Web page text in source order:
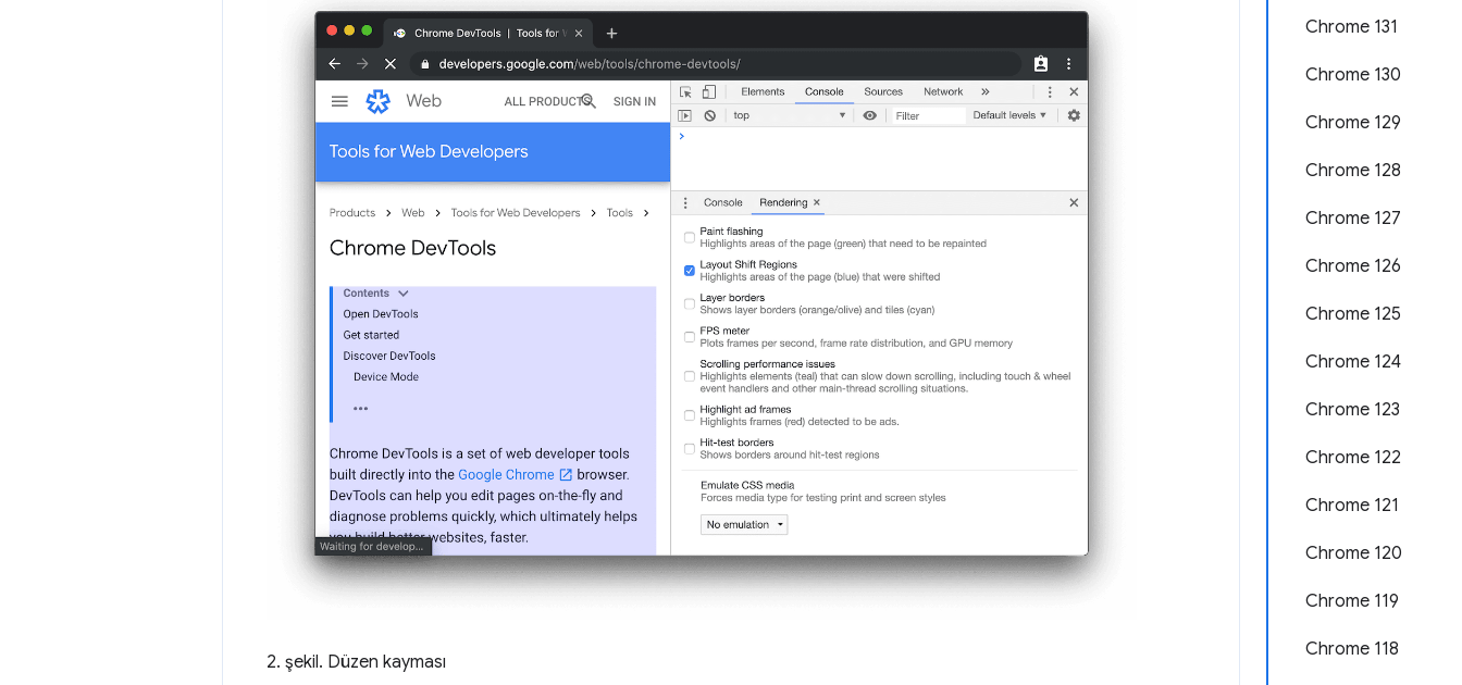
Chrome 131
Chrome 130
Chrome 129
Chrome 128
Chrome 127
Chrome 126
Chrome 125
Chrome 124
Chrome 123
Chrome 122
Chrome 121
Chrome 120
Chrome 119
Chrome 118
2. şekil. Düzen kayması